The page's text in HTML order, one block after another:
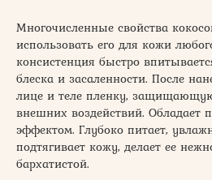
Многочисленные свойства
использовать его для кожи
консистенция быстро
блеска и засаленности. После
лице и теле пленку,
внешних воздействий. Обладает
эффектом. Глубоко питает,
подтягивает кожу, делает ее
бархатистой.